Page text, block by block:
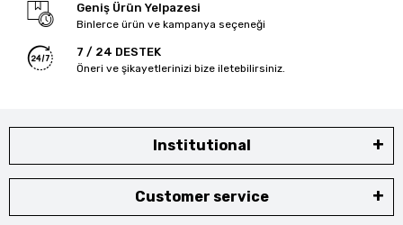
Geniş Ürün Yelpazesi
Binlerce ürün ve kampanya seçeneği
7 / 24 DESTEK
Öneri ve şikayetlerinizi bize iletebilirsiniz.
Institutional
Customer service